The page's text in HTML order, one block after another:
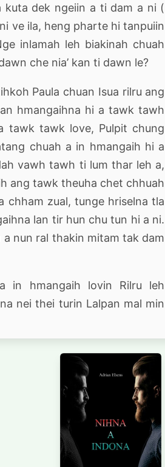
kuta dek ngeiin a ti dam a ni (
ve ila, heng pharte hi tanpuiin
inlamah leh biakinah chuah
che nia’ kan ti dawn le?
Paula chuan Isua rilru ang
hmangaihna hi a tawk tawh
tawk tawk love, Pulpit chung
chuah a in hmangaih hi a
vawh tawh ti lum thar leh a,
ang tawk theuha chet chhuah
chham zual, tunge hriselna tla
lan tir hun chu tun hi a ni.
nun ral thakin mitam tak dam
in hmangaih lovin Rilru leh
nei thei turin Lalpan mal min